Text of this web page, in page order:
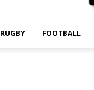
RUGBY FOOTBALL